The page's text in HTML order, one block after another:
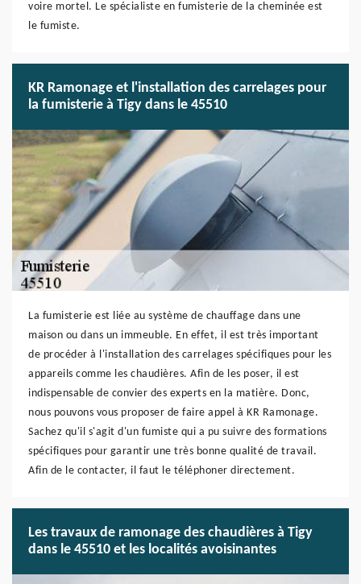
voire mortel. Le spécialiste en fumisterie de la cheminée est
le fumiste.
KR Ramonage et l'installation des carrelages pour
la fumisterie à Tigy dans le 45510
La fumisterie est liée au système de chauffage dans une
maison ou dans un immeuble. En effet, il est très important
de procéder à l'installation des carrelages spécifiques pour les
appareils comme les chaudières. Afin de les poser, il est
indispensable de convier des experts en la matière. Donc,
nous pouvons vous proposer de faire appel à KR Ramonage.
Sachez qu'il s'agit d'un fumiste qui a pu suivre des formations
spécifiques pour garantir une très bonne qualité de travail.
Afin de le contacter, il faut le téléphoner directement.
Les travaux de ramonage des chaudières à Tigy
dans le 45510 et les localités avoisinantes